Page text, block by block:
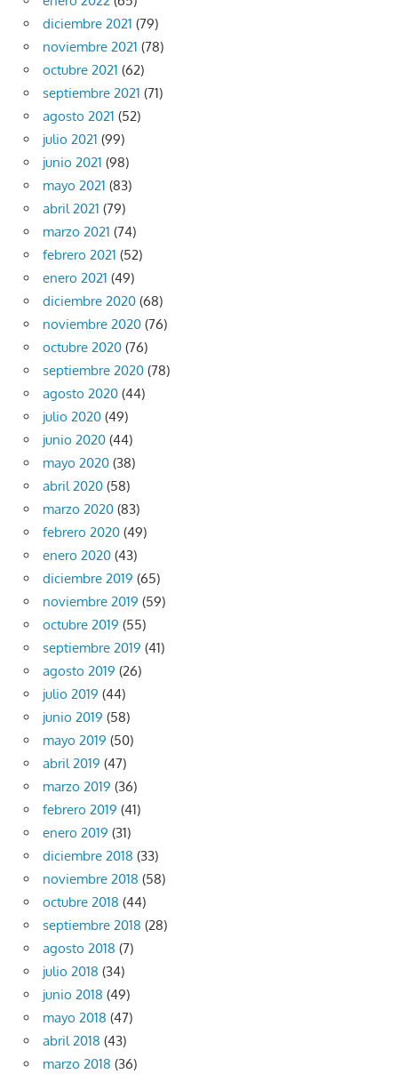
diciembre 2021 (79)
noviembre 2021 (78)
octubre 2021 (62)
septiembre 2021 (71)
agosto 2021 (52)
julio 2021 (99)
junio 2021 (98)
mayo 2021 (83)
abril 2021 (79)
marzo 2021 (74)
febrero 2021 (52)
enero 2021 (49)
diciembre 2020 (68)
noviembre 2020 (76)
octubre 2020 (76)
septiembre 2020 (78)
agosto 2020 (44)
julio 2020 (49)
junio 2020 (44)
mayo 2020 (38)
abril 2020 (58)
marzo 2020 (83)
febrero 2020 (49)
enero 2020 (43)
diciembre 2019 (65)
noviembre 2019 (59)
octubre 2019 (55)
septiembre 2019 (41)
agosto 2019 (26)
julio 2019 (44)
junio 2019 (58)
mayo 2019 (50)
abril 2019 (47)
marzo 2019 (36)
febrero 2019 (41)
enero 2019 (31)
diciembre 2018 (33)
noviembre 2018 (58)
octubre 2018 (44)
septiembre 2018 (28)
agosto 2018 (7)
julio 2018 (34)
junio 2018 (49)
mayo 2018 (47)
abril 2018 (43)
marzo 2018 (36)